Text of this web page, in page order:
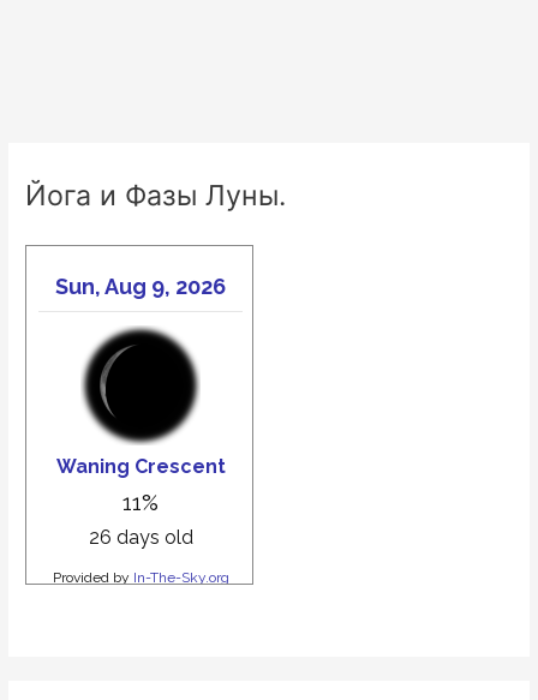
Йога и Фазы Луны.